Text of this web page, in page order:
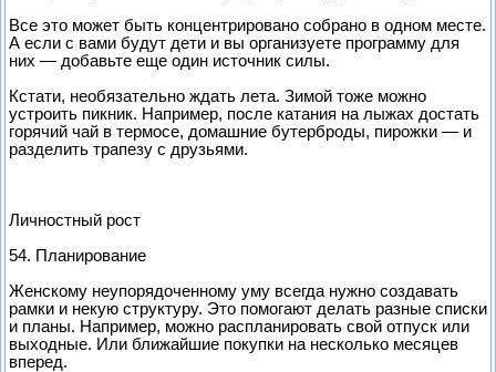
Все это может быть концентрировано собрано в одном месте.
А если с вами будут дети и вы организуете программу для
них — добавьте еще один источник силы.
Кстати, необязательно ждать лета. Зимой тоже можно
устроить пикник. Например, после катания на лыжах достать
горячий чай в термосе, домашние бутерброды, пирожки — и
разделить трапезу с друзьями.
Личностный рост
54. Планирование
Женскому неупорядоченному уму всегда нужно создавать
рамки и некую структуру. Это помогают делать разные списки
и планы. Например, можно распланировать свой отпуск или
выходные. Или ближайшие покупки на несколько месяцев
вперед.